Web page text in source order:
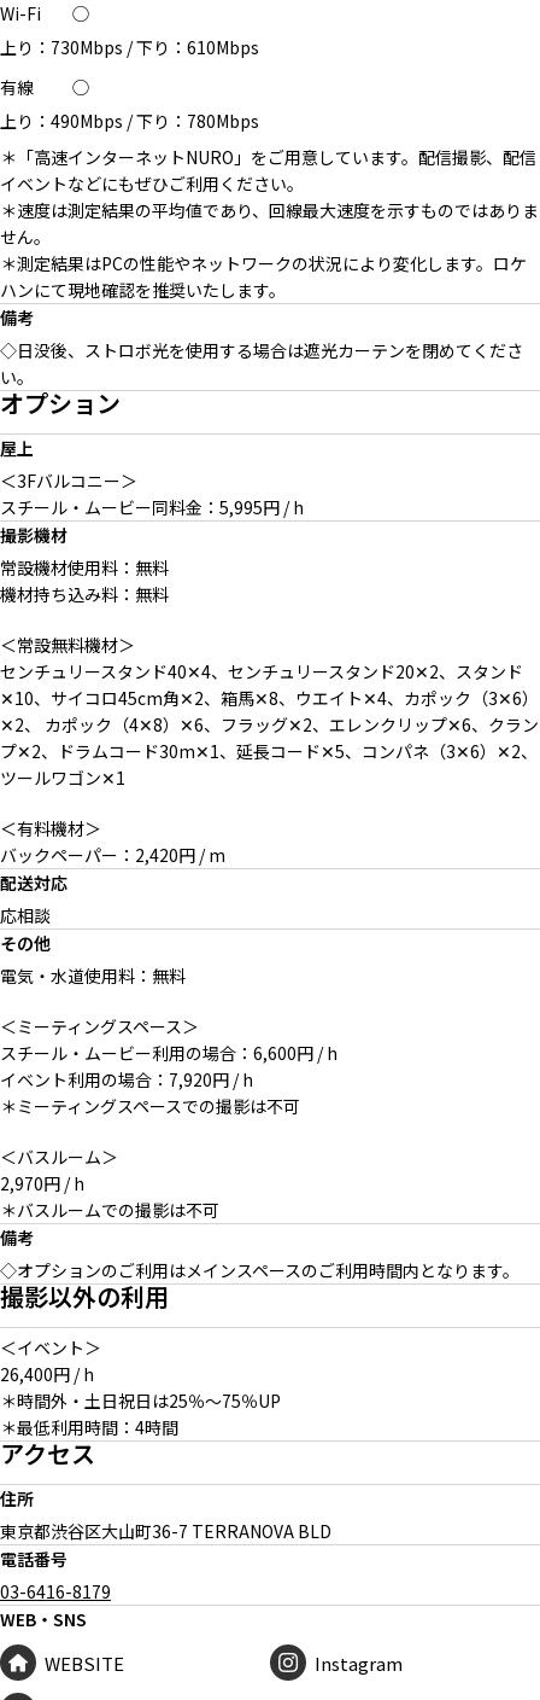
Wi-Fi
◯
上り：730Mbps /下り：610Mbps
有線
◯
上り：490Mbps /下り：780Mbps
＊「高速インターネットNURO」をご用意しています。配信撮影、配信
イベントなどにもぜひご利用ください。
＊速度は測定結果の平均値であり、回線最大速度を示すものではありま
せん。
＊測定結果はPCの性能やネットワークの状況により変化します。ロケ
ハンにて現地確認を推奨いたします。
備考
◇日没後、ストロボ光を使用する場合は遮光カーテンを閉めてくださ
い。
オプション
屋上
＜3Fバルコニー＞
スチール・ムービー同料金：5,995円 / h
撮影機材
常設機材使用料：無料
機材持ち込み料：無料
＜常設無料機材＞
センチュリースタンド40✕4、センチュリースタンド20✕2、スタンド
✕10、サイコロ45cm角✕2、箱馬✕8、ウエイト✕4、カポック（3✕6）
✕2、 カポック（4✕8）✕6、フラッグ✕2、エレンクリップ✕6、クラン
プ✕2、ドラムコード30m✕1、延長コード✕5、コンパネ（3✕6）✕2、
ツールワゴン✕1
＜有料機材＞
バックペーパー：2,420円 / m
配送対応
応相談
その他
電気・水道使用料：無料
＜ミーティングスペース＞
スチール・ムービー利用の場合：6,600円 / h
イベント利用の場合：7,920円 / h
＊ミーティングスペースでの撮影は不可
＜バスルーム＞
2,970円 / h
＊バスルームでの撮影は不可
備考
◇オプションのご利用はメインスペースのご利用時間内となります。
撮影以外の利用
＜イベント＞
26,400円 / h
＊時間外・土日祝日は25％〜75％UP
＊最低利用時間：4時間
アクセス
住所
東京都渋谷区大山町36-7 TERRANOVA BLD
電話番号
03-6416-8179
WEB・SNS
WEBSITE
Instagram